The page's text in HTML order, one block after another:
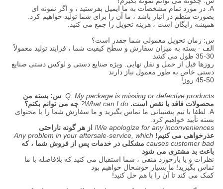
A. در مورد تمام مشخصات به ما ایمیل بفرستید ، و اگر نمونه ای
بصورت منظم در انبار باشد ، ما آن را برای شما تولید خواهیم کرد.
همیشه رایگان است ، هزینه تحویل را جمع می کنید.
س: زمان تحویل معمولی شما چقدر است؟
الف - بسته به میزان سفارش و سطح کیفیت شما ، فرایند تولید معمولاً
30-35 طول می کشد
روزها قبل از حمل و نقل نهایی. ویژه صنایع دستی و لوکس دستی صنایع
دستی خاص به طور معمول نیاز دارند
45-50 روز!
Q. My package is missing or defective products. س: بسته من
محصولات فاقد یا نقص است. What can I do?
چه می توانم بکنم؟
A. لطفا با تیم پشتیبانی ما تماس بگیرید و ما سفارش شما را با محتوای
بسته تأیید خواهیم کرد.
We apologize for any inconveniences!
از هر گونه ناراحتی
عذرخواهی می کنیم! Any problem in your aftersale-service, which
causes customer bad مشکلی در خدمات پس از فروش شما ، که
باعث بد مشتری می شود
نظرات و یا بازخورد منفی ، شما استقبال می کنید که بلافاصله با ما
تماس بگیرید! ما بسیار خوشحال خواهیم بود
کمک می کند تا آن را با هم حل کنید!